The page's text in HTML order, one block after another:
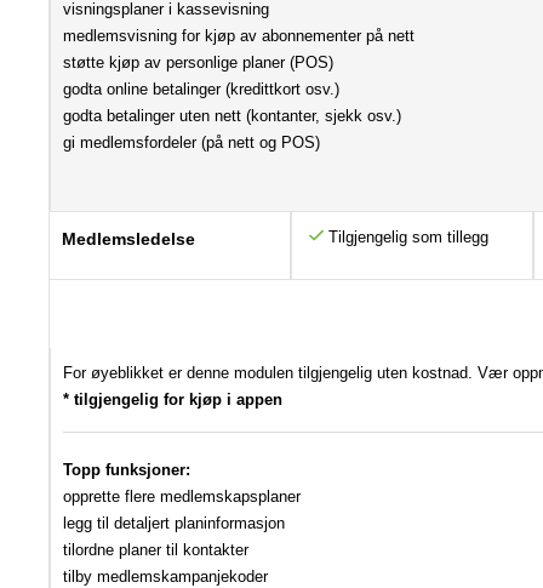
visningsplaner i kassevisning
medlemsvisning for kjøp av abonnementer på nett
støtte kjøp av personlige planer (POS)
godta online betalinger (kredittkort osv.)
godta betalinger uten nett (kontanter, sjekk osv.)
gi medlemsfordeler (på nett og POS)
Medlemsledelse Tilgjengelig som tillegg
For øyeblikket er denne modulen tilgjengelig uten kostnad. Vær
* tilgjengelig for kjøp i appen
Topp funksjoner:
opprette flere medlemskapsplaner
legg til detaljert planinformasjon
tilordne planer til kontakter
tilby medlemskampanjekoder